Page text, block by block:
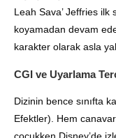
Leah Sava’ Jeffries
koyamadan devam
karakter olarak asla
CGI ve Uyarlama
Dizinin bence sınıfta
Efektler). Hem
çocukken Disney’de